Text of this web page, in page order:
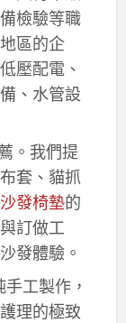
檢驗等職
區的企
壓配電、
、水管設
。我們提
套、貓抓
發椅墊的
訂做工
發體驗。
工製作，
理的極致